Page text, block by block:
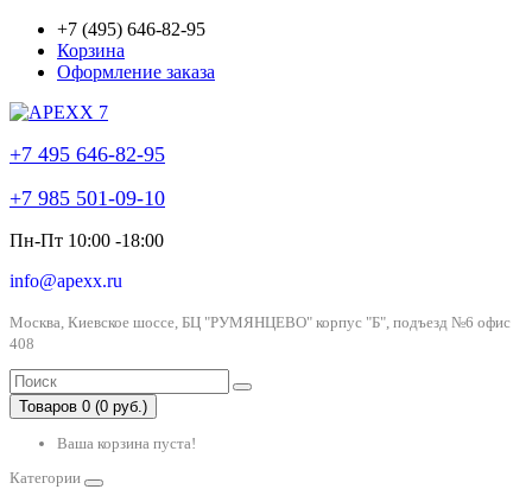
+7 (495) 646-82-95
Корзина
Оформление заказа
+7 495 646-82-95
+7 985 501-09-10
Пн-Пт 10:00 -18:00
info@apexx.ru
Москва, Киевское шоссе, БЦ "РУМЯНЦЕВО" корпус "Б", подъезд №6 офис
408
Товаров 0 (0 руб.)
Ваша корзина пуста!
Категории